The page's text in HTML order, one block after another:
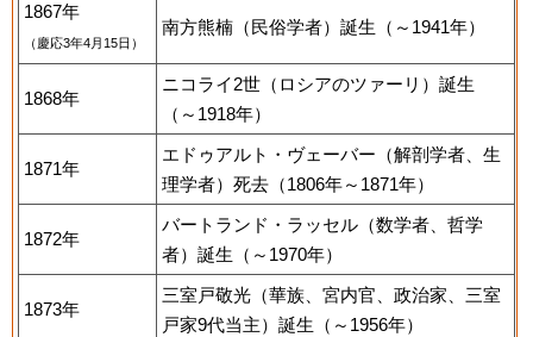
1867年
（慶応3年4月15日）
南方熊楠（民俗学者）誕生（～1941年）
1868年
ニコライ2世（ロシアのツァーリ）誕生
（～1918年）
1871年
エドゥアルト・ヴェーバー（解剖学者、生
理学者）死去（1806年～1871年）
1872年
バートランド・ラッセル（数学者、哲学
者）誕生（～1970年）
1873年
三室戸敬光（華族、宮内官、政治家、三室
戸家9代当主）誕生（～1956年）